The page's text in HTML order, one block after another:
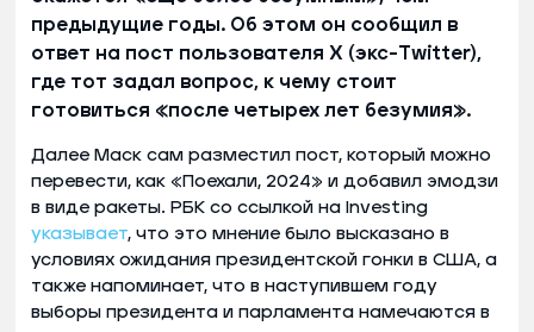
предыдущие годы. Об этом он сообщил в
ответ на пост пользователя X (экс-Twitter),
где тот задал вопрос, к чему стоит
готовиться «после четырех лет безумия».
Далее Маск сам разместил пост, который можно
перевести, как «Поехали, 2024» и добавил эмодзи
в виде ракеты. РБК со ссылкой на Investing
указывает, что это мнение было высказано в
условиях ожидания президентской гонки в США, а
также напоминает, что в наступившем году
выборы президента и парламента намечаются в